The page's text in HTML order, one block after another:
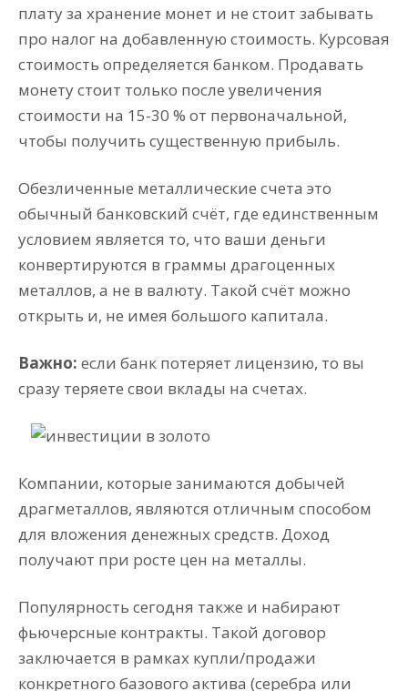
плату за хранение монет и не стоит забывать
про налог на добавленную стоимость. Курсовая
стоимость определяется банком. Продавать
монету стоит только после увеличения
стоимости на 15-30 % от первоначальной,
чтобы получить существенную прибыль.
Обезличенные металлические счета это
обычный банковский счёт, где единственным
условием является то, что ваши деньги
конвертируются в граммы драгоценных
металлов, а не в валюту. Такой счёт можно
открыть и, не имея большого капитала.
Важно: если банк потеряет лицензию, то вы
сразу теряете свои вклады на счетах.
Компании, которые занимаются добычей
драгметаллов, являются отличным способом
для вложения денежных средств. Доход
получают при росте цен на металлы.
Популярность сегодня также и набирают
фьючерсные контракты. Такой договор
заключается в рамках купли/продажи
конкретного базового актива (серебра или